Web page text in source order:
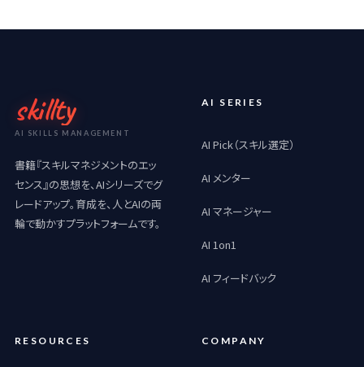
skillty
AI SKILLS MANAGEMENT
書籍『スキルマネジメントのエッ
センス』の思想を、AIシリーズでグ
レードアップ。育成を、人とAIの両
輪で動かすプラットフォームです。
AI SERIES
AI Pick（スキル選定）
AI メンター
AI マネージャー
AI 1on1
AI フィードバック
RESOURCES COMPANY